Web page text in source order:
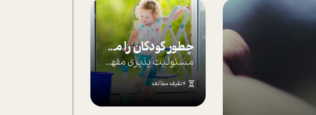
چطور کودکان را مسئولیت‌پذیر بار بیاورید؟
مسئولیت پذیری مفهومی ا ست که هر چه کودکت...
4 دقیقه مطالعه